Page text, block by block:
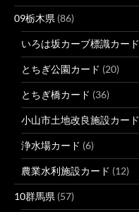
09栃木県 (86)
いろは坂カーブ標識カード
とちぎ公園カード (20)
とちぎ橋カード (36)
小山市土地改良施設カード
浄水場カード (6)
農業水利施設カード (12)
10群馬県 (57)